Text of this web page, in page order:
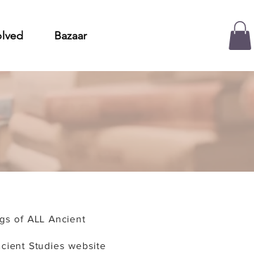
Bazaar
of ALL Ancient
Studies website